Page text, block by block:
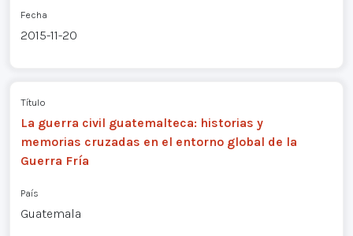
Fecha
2015-11-20
Título
La guerra civil guatemalteca: historias y
memorias cruzadas en el entorno global de la
Guerra Fría
País
Guatemala